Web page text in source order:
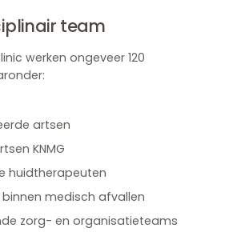
team
werken ongeveer 120
artsen
KNMG
huidtherapeuten
medisch afvallen
zorg- en organisatieteams